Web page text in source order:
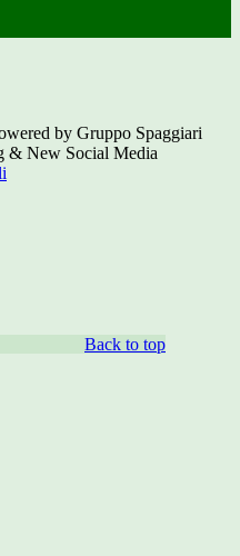
by Gruppo Spaggiari
& New Social Media
Back to top